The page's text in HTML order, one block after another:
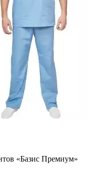
«Базис Премиум»